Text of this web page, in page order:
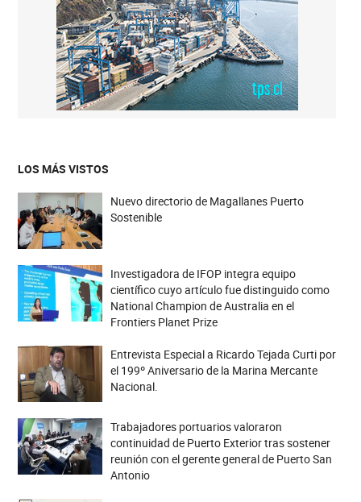
LOS MÁS VISTOS
Nuevo directorio de Magallanes Puerto
Sostenible
Investigadora de IFOP integra equipo
científico cuyo artículo fue distinguido como
National Champion de Australia en el
Frontiers Planet Prize
Entrevista Especial a Ricardo Tejada Curti por
el 199º Aniversario de la Marina Mercante
Nacional.
Trabajadores portuarios valoraron
continuidad de Puerto Exterior tras sostener
reunión con el gerente general de Puerto San
Antonio